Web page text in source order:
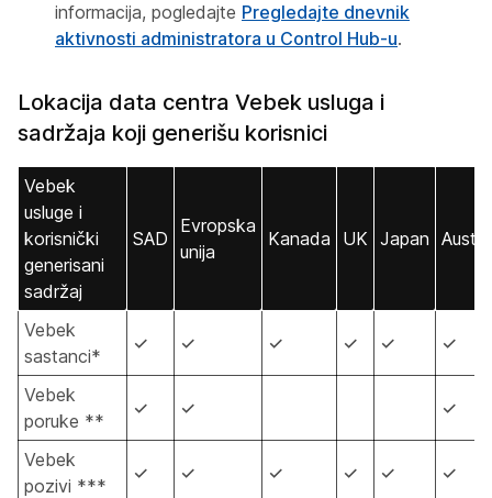
informacija, pogledajte Pregledajte dnevnik
aktivnosti administratora u Control Hub-u.
Lokacija data centra Vebek usluga i
sadržaja koji generišu korisnici
Vebek
usluge i
korisnički
generisani
sadržaj
SAD
Evropska
unija
Kanada UK Japan
Vebek
sastanci*
✓ ✓ ✓ ✓ ✓ ✓
Vebek
poruke **
✓ ✓ ✓
Vebek
pozivi ***
✓ ✓ ✓ ✓ ✓ ✓